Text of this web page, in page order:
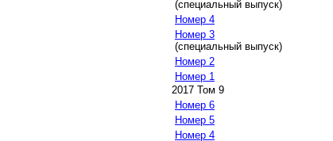
(специальный выпуск)
Номер 4
Номер 3
(специальный выпуск)
Номер 2
Номер 1
2017 Том 9
Номер 6
Номер 5
Номер 4